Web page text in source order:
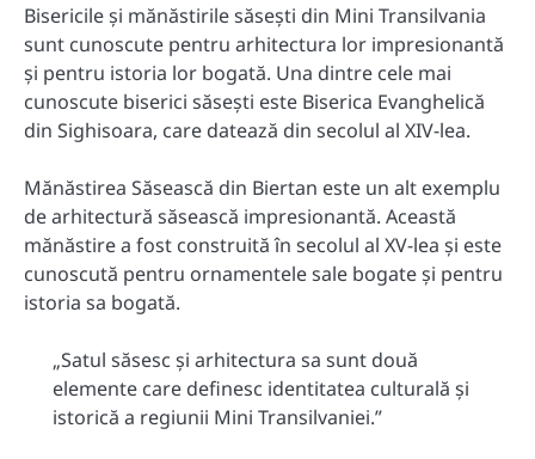
Bisericile și mănăstirile săsești din Mini Transilvania
sunt cunoscute pentru arhitectura lor impresionantă
și pentru istoria lor bogată. Una dintre cele mai
cunoscute biserici săsești este Biserica Evanghelică
din Sighisoara, care datează din secolul al XIV-lea.
Mănăstirea Săsească din Biertan este un alt exemplu
de arhitectură săsească impresionantă. Această
mănăstire a fost construită în secolul al XV-lea și este
cunoscută pentru ornamentele sale bogate și pentru
istoria sa bogată.
„Satul săsesc și arhitectura sa sunt două
elemente care definesc identitatea culturală și
istorică a regiunii Mini Transilvaniei.”